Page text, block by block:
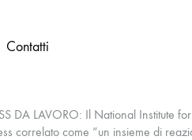
Contatti
DA LAVORO: Il National Institute for
correlato come “un insieme di